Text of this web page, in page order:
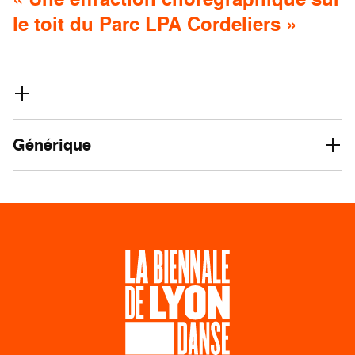
le toit du Parc LPA Cordeliers »
Générique